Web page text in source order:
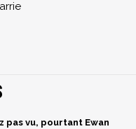
pas vu, pourtant Ewan